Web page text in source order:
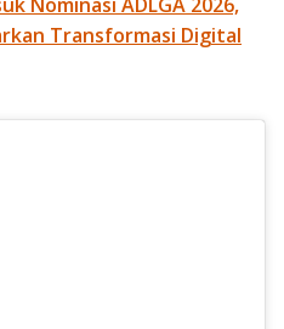
Transformasi Digital